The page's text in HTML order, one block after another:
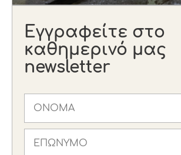
Εγγραφείτε στο
καθημερινό μας
newsletter